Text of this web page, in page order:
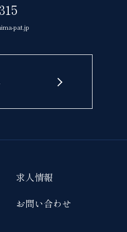
pat.jp
求人情報
お問い合わせ